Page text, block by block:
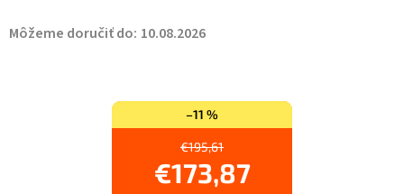
€195,61
–11 %
€173,87
Môžeme doručiť do: 10.08.2026